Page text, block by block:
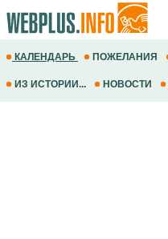
КАЛЕНДАРЬ ПОЖЕЛАНИЯ
ИЗ ИСТОРИИ... НОВОСТИ